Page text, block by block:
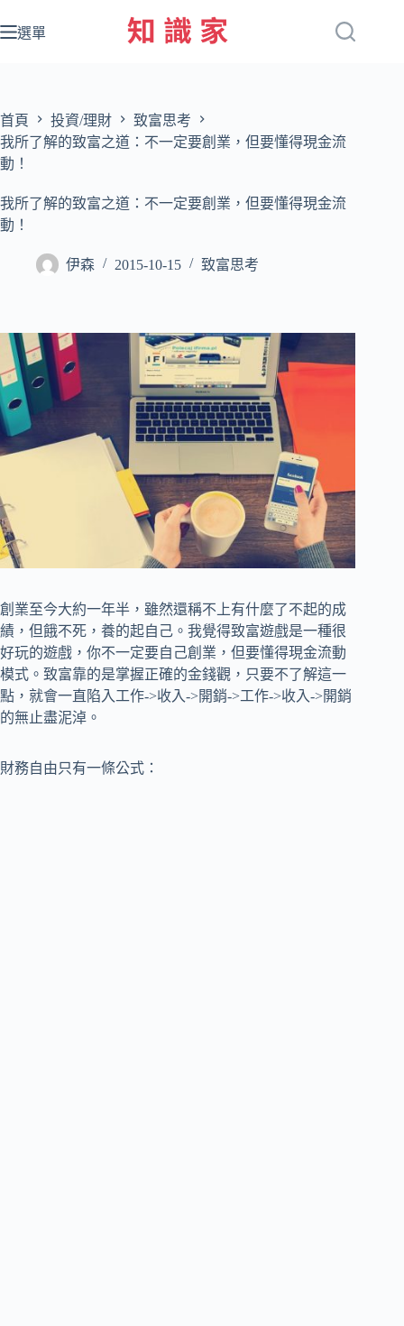
至
容
選單
首頁 投資/理財
致富思考
我所了解的致富之道：不一定要創業，但要懂得現金流
動！
我所了解的致富之道：不一定要創業，但要懂得現金流
動！
伊森 2015-10-15 致富思考
創業至今大約一年半，雖然還稱不上有什麼了不起的成
績，但餓不死，養的起自己。我覺得致富遊戲是一種很
好玩的遊戲，你不一定要自己創業，但要懂得現金流動
模式。致富靠的是掌握正確的金錢觀，只要不了解這一
點，就會一直陷入工作->收入->開銷->工作->收入->開銷
的無止盡泥淖。
財務自由只有一條公式：